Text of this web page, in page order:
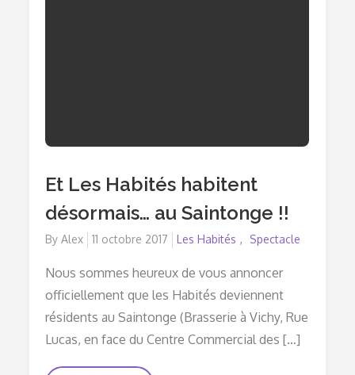
Et Les Habités habitent
désormais… au Saintonge !!
ByAlex
Posted
11 octobre 2017 Les Habités Spectacle
Nous sommes heureux de vous annoncer
officiellement que les Habités deviennent
résidents au Saintonge (Brasserie à Vichy, Rue
Lucas, en face du Centre Commercial des […]